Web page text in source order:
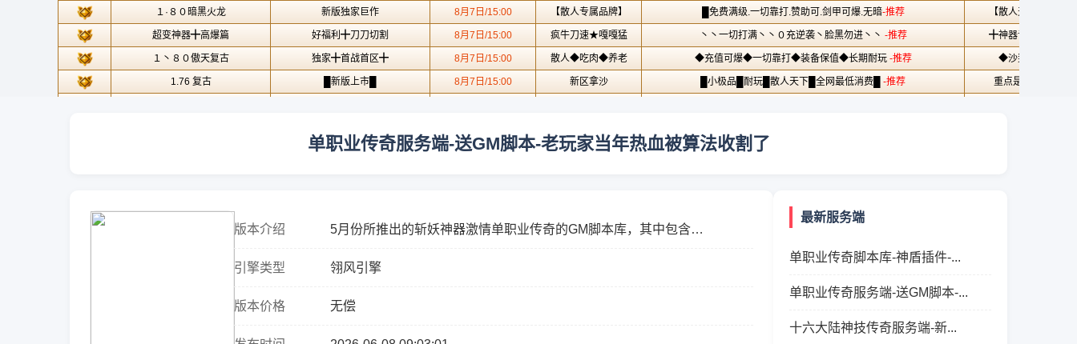
单职业传奇服务端-送GM脚本-老玩家当年热血被算法收割了
版本介绍
5月份所推出的斩妖神器激情单职业传奇的GM脚本库，其中包含神
采用的是GO...
引擎类型 翎风引擎
版本价格 无偿
最新服务端
单职业传奇脚本库-神盾插件-...
单职业传奇服务端-送GM脚本-...
十六大陆神技传奇服务端-新...